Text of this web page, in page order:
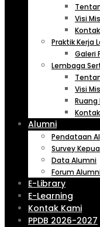
Visi
Praktik Kerja
Galeri
Lembaga
Visi
Ruang
Kontak
Alumni
Pendataan
Survey
Data Alumni
Forum
E-Library
E-Learning
Kontak Kami
PPDB 2026-2027